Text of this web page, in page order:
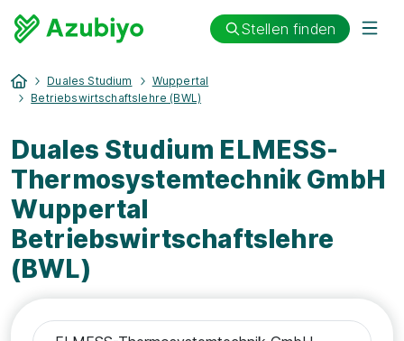
Stellen finden
Duales Studium
Wuppertal
Betriebswirtschaftslehre (BWL)
Duales Studium ELMESS-
Thermosystemtechnik GmbH
Wuppertal
Betriebswirtschaftslehre
(BWL)